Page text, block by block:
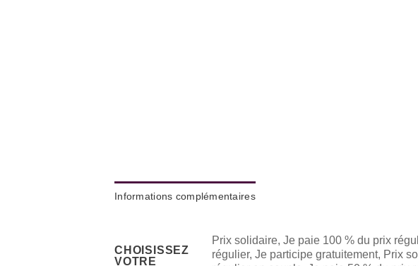
Informations complémentaires
CHOISISSEZ
VOTRE
Prix solidaire, Je paie 100 % du prix
régulier, Je participe gratuitement, Prix